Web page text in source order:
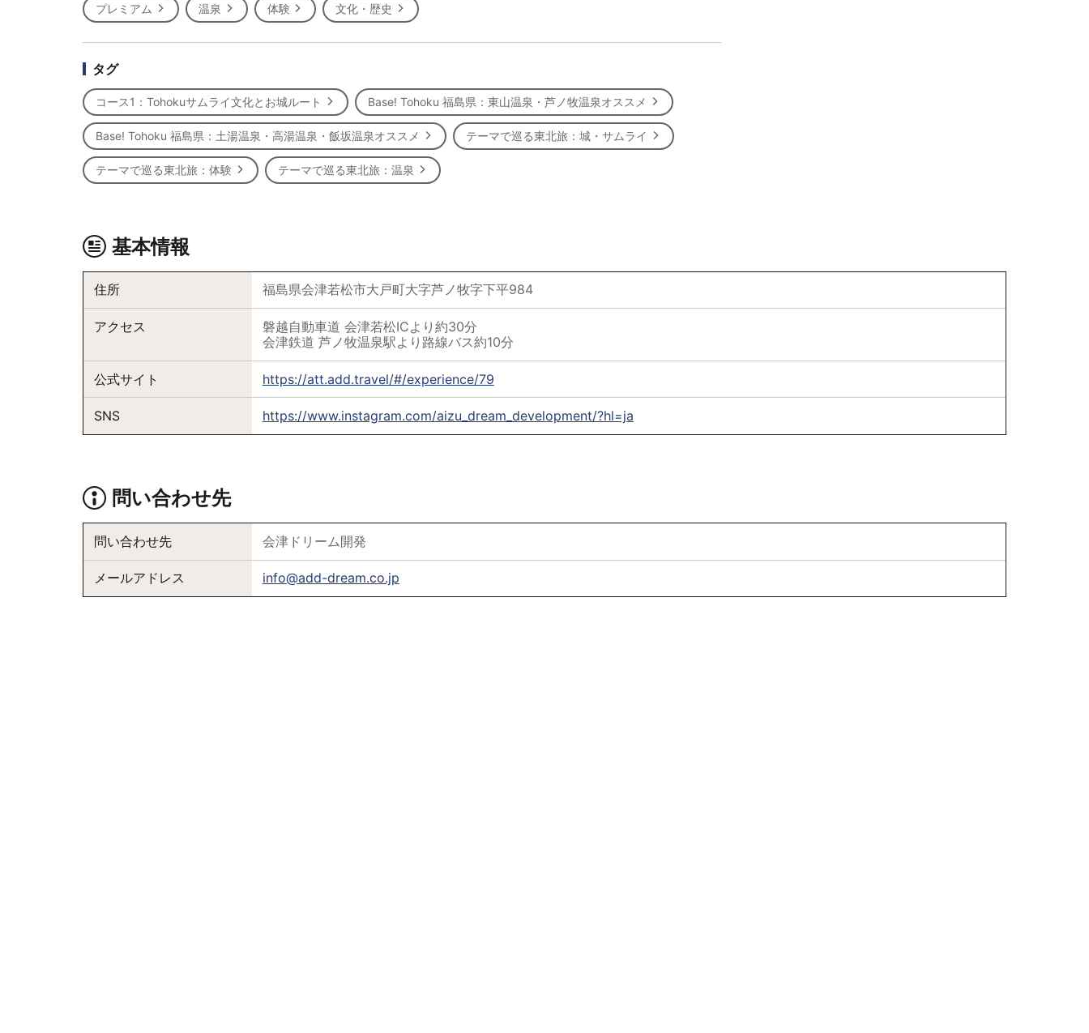
プレミアム 温泉 体験 文化・歴史
タグ
コース1：Tohokuサムライ文化とお城ルート Base! Tohoku 福島県：東山温泉・芦ノ牧温泉オススメ
Base! Tohoku 福島県：土湯温泉・高湯温泉・飯坂温泉オススメ テーマで巡る東北旅：城・サムライ
テーマで巡る東北旅：体験 テーマで巡る東北旅：温泉
基本情報
住所 福島県会津若松市大戸町大字芦ノ牧字下平984
アクセス
磐越自動車道 会津若松ICより約30分
会津鉄道 芦ノ牧温泉駅より路線バス約10分
公式サイト https://att.add.travel/#/experience/79
SNS https://www.instagram.com/aizu_dream_development/?hl=ja
問い合わせ先
問い合わせ先 会津ドリーム開発
メールアドレス info@add-dream.co.jp